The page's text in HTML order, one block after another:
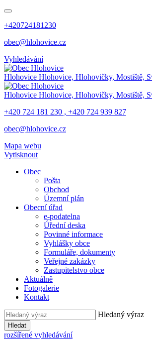
+420724181230
obec@hlohovice.cz
Vyhledávání
Hlohovice Hlohovice, Hlohovičky, Mostiště,
Hlohovice Hlohovice, Hlohovičky, Mostiště,
+420 724 181 230 , +420 724 939 827
obec@hlohovice.cz
Mapa webu
Vytisknout
Obec
Pošta
Obchod
Územní plán
Obecní úřad
e-podatelna
Úřední deska
Povinné informace
Vyhlášky obce
Formuláře, dokumenty
Veřejné zakázky
Zastupitelstvo obce
Aktuálně
Fotogalerie
Kontakt
Hledaný výraz
Hledat
rozšířené vyhledávání